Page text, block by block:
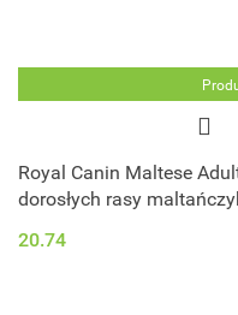
Royal Canin Maltese
dorosłych rasy
20.74